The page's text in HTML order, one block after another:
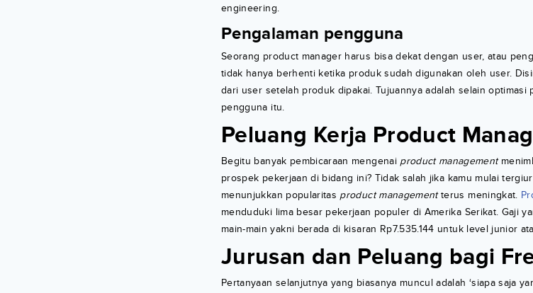
engineering.
Pengalaman pengguna
Seorang product manager harus bisa dekat dengan user, atau
tidak hanya berhenti ketika produk sudah digunakan oleh user.
dari user setelah produk dipakai. Tujuannya adalah selain
pengguna itu.
Peluang Kerja Product
Begitu banyak pembicaraan mengenai product management
prospek pekerjaan di bidang ini? Tidak salah jika kamu mulai
menunjukkan popularitas product managementterus meningkat.
menduduki lima besar pekerjaan populer di Amerika Serikat. Gaji
main-main yakni berada di kisaran Rp7.535.144 untuk level junior
Jurusan dan Peluang bagi
Pertanyaan selanjutnya yang biasanya muncul adalah ‘siapa saja